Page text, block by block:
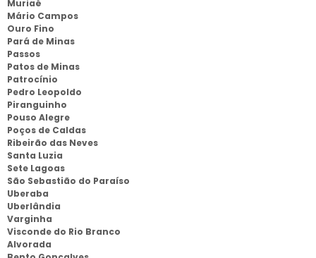
Muriaé
Mário Campos
Ouro Fino
Pará de Minas
Passos
Patos de Minas
Patrocínio
Pedro Leopoldo
Piranguinho
Pouso Alegre
Poços de Caldas
Ribeirão das Neves
Santa Luzia
Sete Lagoas
São Sebastião do Paraíso
Uberaba
Uberlândia
Varginha
Visconde do Rio Branco
Alvorada